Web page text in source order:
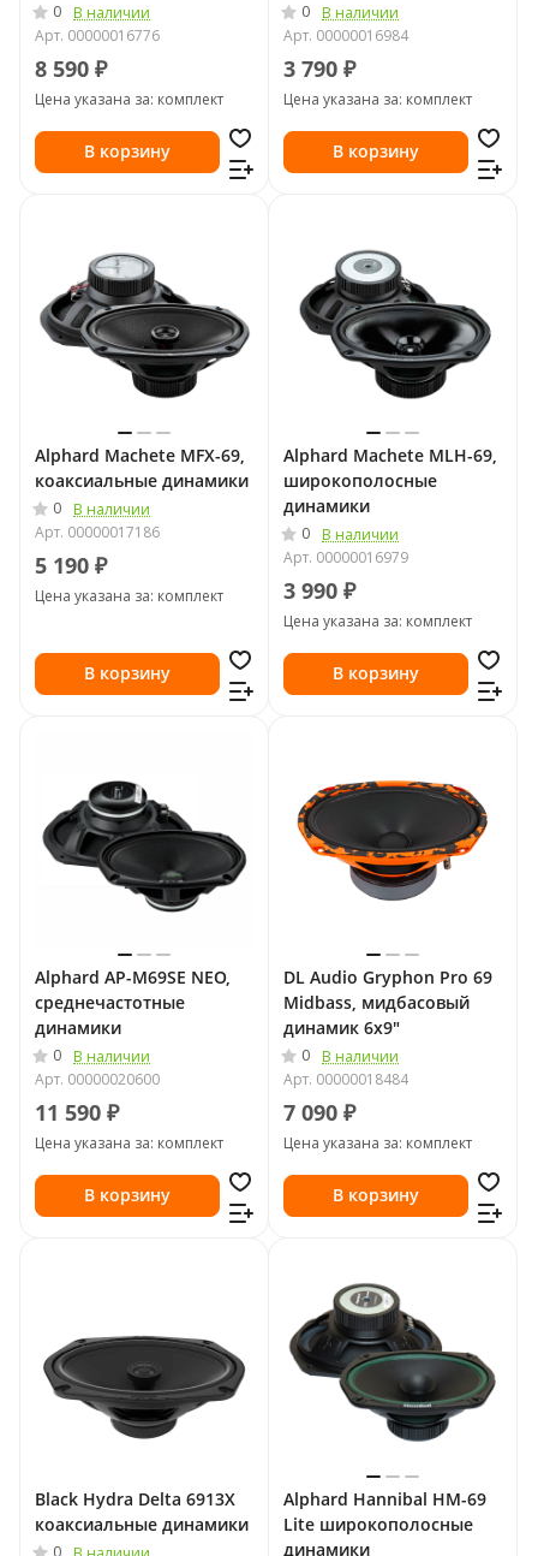
0
В наличии
Арт. 00000016776
8 590 ₽
Цена указана за: комплект
В корзину
0
В наличии
Арт. 00000016984
3 790 ₽
Цена указана за: комплект
В корзину
Alphard Machete MFX-69,
коаксиальные динамики
0
В наличии
Арт. 00000017186
5 190 ₽
Цена указана за: комплект
В корзину
Alphard Machete MLH-69,
широкополосные
динамики
0
В наличии
Арт. 00000016979
3 990 ₽
Цена указана за: комплект
В корзину
Alphard AP-M69SE NEO,
среднечастотные
динамики
0
В наличии
Арт. 00000020600
11 590 ₽
Цена указана за: комплект
В корзину
DL Audio Gryphon Pro 69
Midbass, мидбасовый
динамик 6x9"
0
В наличии
Арт. 00000018484
7 090 ₽
Цена указана за: комплект
В корзину
Black Hydra Delta 6913X
коаксиальные динамики
Alphard Hannibal HM-69
Lite широкополосные
динамики